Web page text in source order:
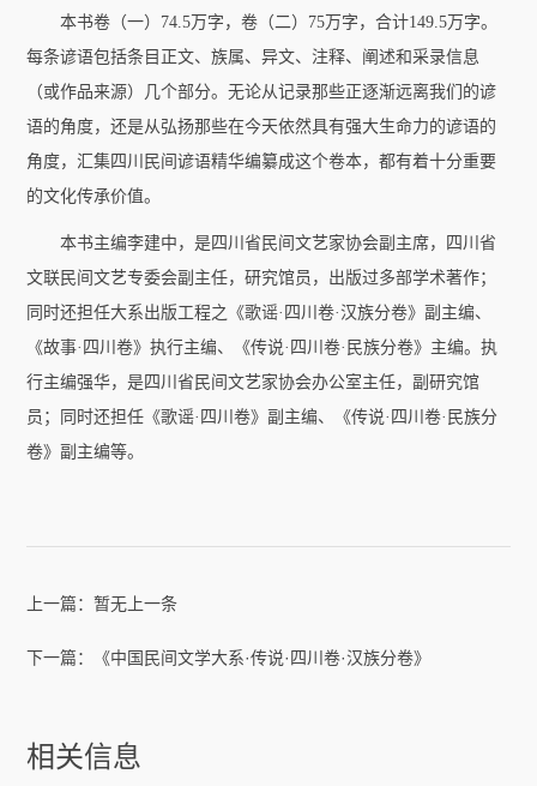
本书卷（一）74.5万字，卷（二）75万字，合计149.5万字。
每条谚语包括条目正文、族属、异文、注释、阐述和采录信息
（或作品来源）几个部分。无论从记录那些正逐渐远离我们的谚
语的角度，还是从弘扬那些在今天依然具有强大生命力的谚语的
角度，汇集四川民间谚语精华编纂成这个卷本，都有着十分重要
的文化传承价值。
本书主编李建中，是四川省民间文艺家协会副主席，四川省
文联民间文艺专委会副主任，研究馆员，出版过多部学术著作；
同时还担任大系出版工程之《歌谣·四川卷·汉族分卷》副主编、
《故事·四川卷》执行主编、《传说·四川卷·民族分卷》主编。执
行主编强华，是四川省民间文艺家协会办公室主任，副研究馆
员；同时还担任《歌谣·四川卷》副主编、《传说·四川卷·民族分
卷》副主编等。
上一篇：暂无上一条
下一篇： 《中国民间文学大系·传说·四川卷·汉族分卷》
相关信息